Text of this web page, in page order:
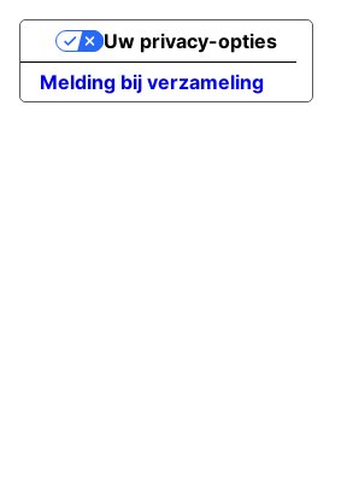
Melding bij verzameling
Uw privacy-opties